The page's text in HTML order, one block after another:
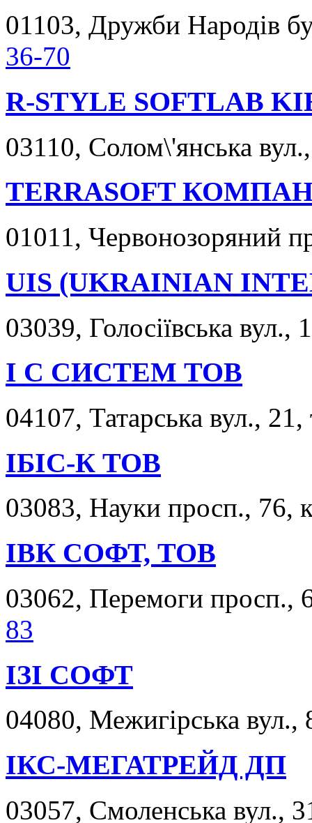
01103, Дружби Народів
36-70
R-STYLE SOFTLAB
03110, Солом\'янська
TERRASOFT
01011, Червонозоряний
UIS (UKRAINIAN
03039, Голосіївська вул.,
І С СИСТЕМ ТОВ
04107, Татарська вул.,
ІБІС-К ТОВ
03083, Науки просп., 76,
ІВК СОФТ, ТОВ
03062, Перемоги просп.,
83
ІЗІ СОФТ
04080, Межигірська
ІКС-МЕГАТРЕЙД ДП
03057, Смоленська вул.,